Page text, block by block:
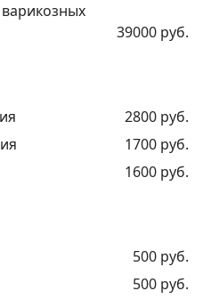
39000 руб.
2800 руб.
1700 руб.
1600 руб.
500 руб.
500 руб.